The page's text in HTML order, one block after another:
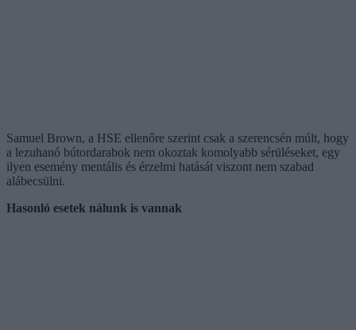
Samuel Brown, a HSE ellenőre szerint csak a szerencsén múlt, hogy
a lezuhanó bútordarabok nem okoztak komolyabb sérüléseket, egy
ilyen esemény mentális és érzelmi hatását viszont nem szabad
alábecsülni.
Hasonló esetek nálunk is vannak